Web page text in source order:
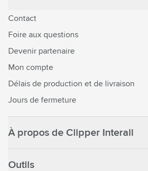
Contact
Foire aux questions
Devenir partenaire
Mon compte
Délais de production et de livraison
Jours de fermeture
À propos de Clipper Interall
Outils